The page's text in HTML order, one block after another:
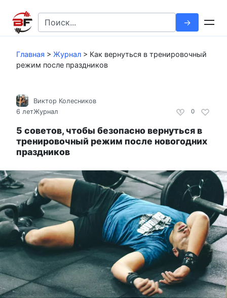
контенту
Search
for:
Главная > Журнал > Как вернуться в тренировочный
режим после праздников
0
Виктор Колесников
6 летЖурнал
5 советов, чтобы безопасно вернуться в
тренировочный режим после новогодних
праздников